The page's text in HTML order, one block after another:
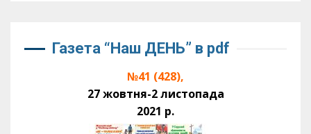
Газета “Наш ДЕНЬ” в pdf
№41 (428),
27 жовтня-2 листопада
2021 р.